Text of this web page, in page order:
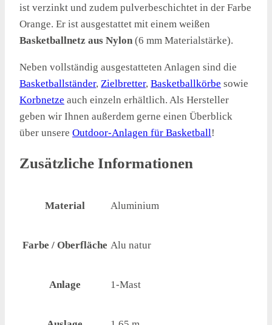
ist verzinkt und zudem pulverbeschichtet in der Farbe
Orange. Er ist ausgestattet mit einem weißen
Basketballnetz aus Nylon (6 mm Materialstärke).
Neben vollständig ausgestatteten Anlagen sind die
Basketballständer, Zielbretter, Basketballkörbe sowie
Korbnetze auch einzeln erhältlich. Als Hersteller
geben wir Ihnen außerdem gerne einen Überblick
über unsere Outdoor-Anlagen für Basketball!
Zusätzliche Informationen
Material Aluminium
Farbe / Oberfläche Alu natur
Anlage 1-Mast